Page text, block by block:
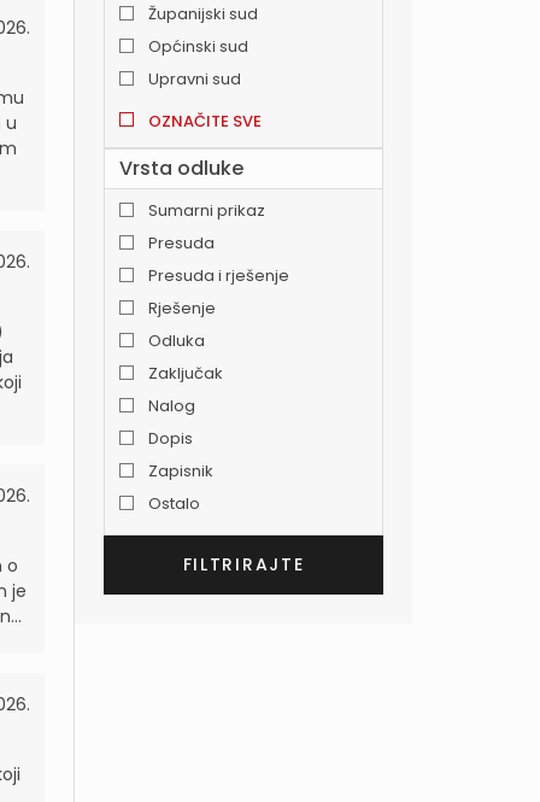
u
o
je
Županijski sud
Općinski sud
Upravni sud
OZNAČITE SVE
Vrsta odluke
Sumarni prikaz
Presuda
Presuda i rješenje
Rješenje
Odluka
Zaključak
Nalog
Dopis
Zapisnik
Ostalo